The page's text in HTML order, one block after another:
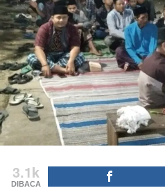
3.1k
DIBACA